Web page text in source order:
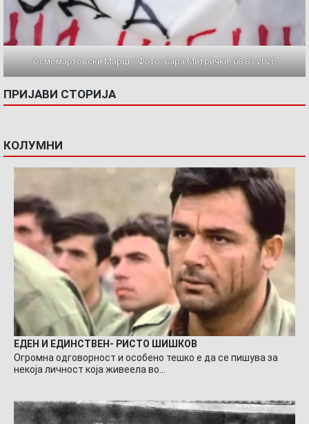
Осмомартовски Марш / Фото: Сара Митрички, 08.03.2026
ПРИЈАВИ СТОРИЈА
КОЛУМНИ
ЕДЕН И ЕДИНСТВЕН- РИСТО ШИШКОВ
Огромна одговорност и особено тешко е да се пишува за
некоја личност која живеела во…